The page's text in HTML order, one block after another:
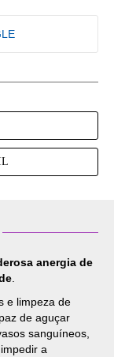
anergia de
e limpeza de
de aguçar
sanguíneos,
a